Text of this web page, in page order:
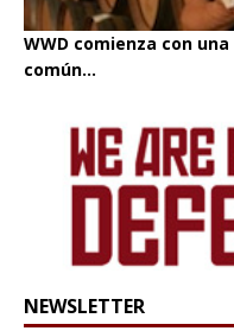
WWD comienza con
común...
NEWSLETTER